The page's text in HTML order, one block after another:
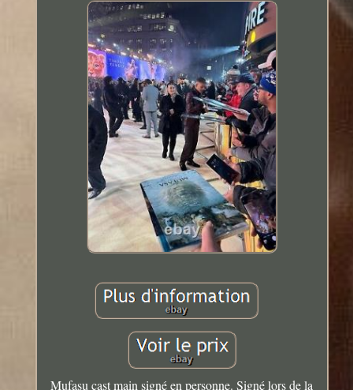
Mufasu cast main signé en personne. Signé lors de la